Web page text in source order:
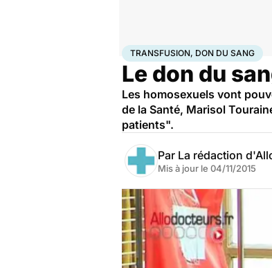
AccueilSantéTransfusion, don du sang
TRANSFUSION, DON DU SANG
Le don du
Les homosexuels vont
de la Santé, Marisol
patients".
Par La rédaction
Mis à jour le 04/11/2015